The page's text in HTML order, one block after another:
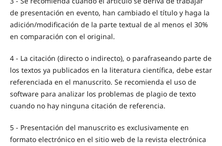
de presentación en evento, han cambiado el título y haga la
adición/modificación de la parte textual de al menos el 30%
en comparación con el original.
4 - La citación (directo o indirecto), o parafraseando parte de
los textos ya publicados en la literatura científica, debe estar
referenciada en el manuscrito. Se recomienda el uso de
software para analizar los problemas de plagio de texto
cuando no hay ninguna citación de referencia.
5 - Presentación del manuscrito es exclusivamente en
formato electrónico en el sitio web de la revista electrónica